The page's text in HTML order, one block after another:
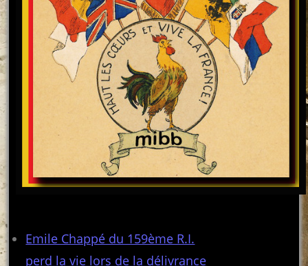
Emile Chappé du 159ème R.I.
perd la vie lors de la délivrance